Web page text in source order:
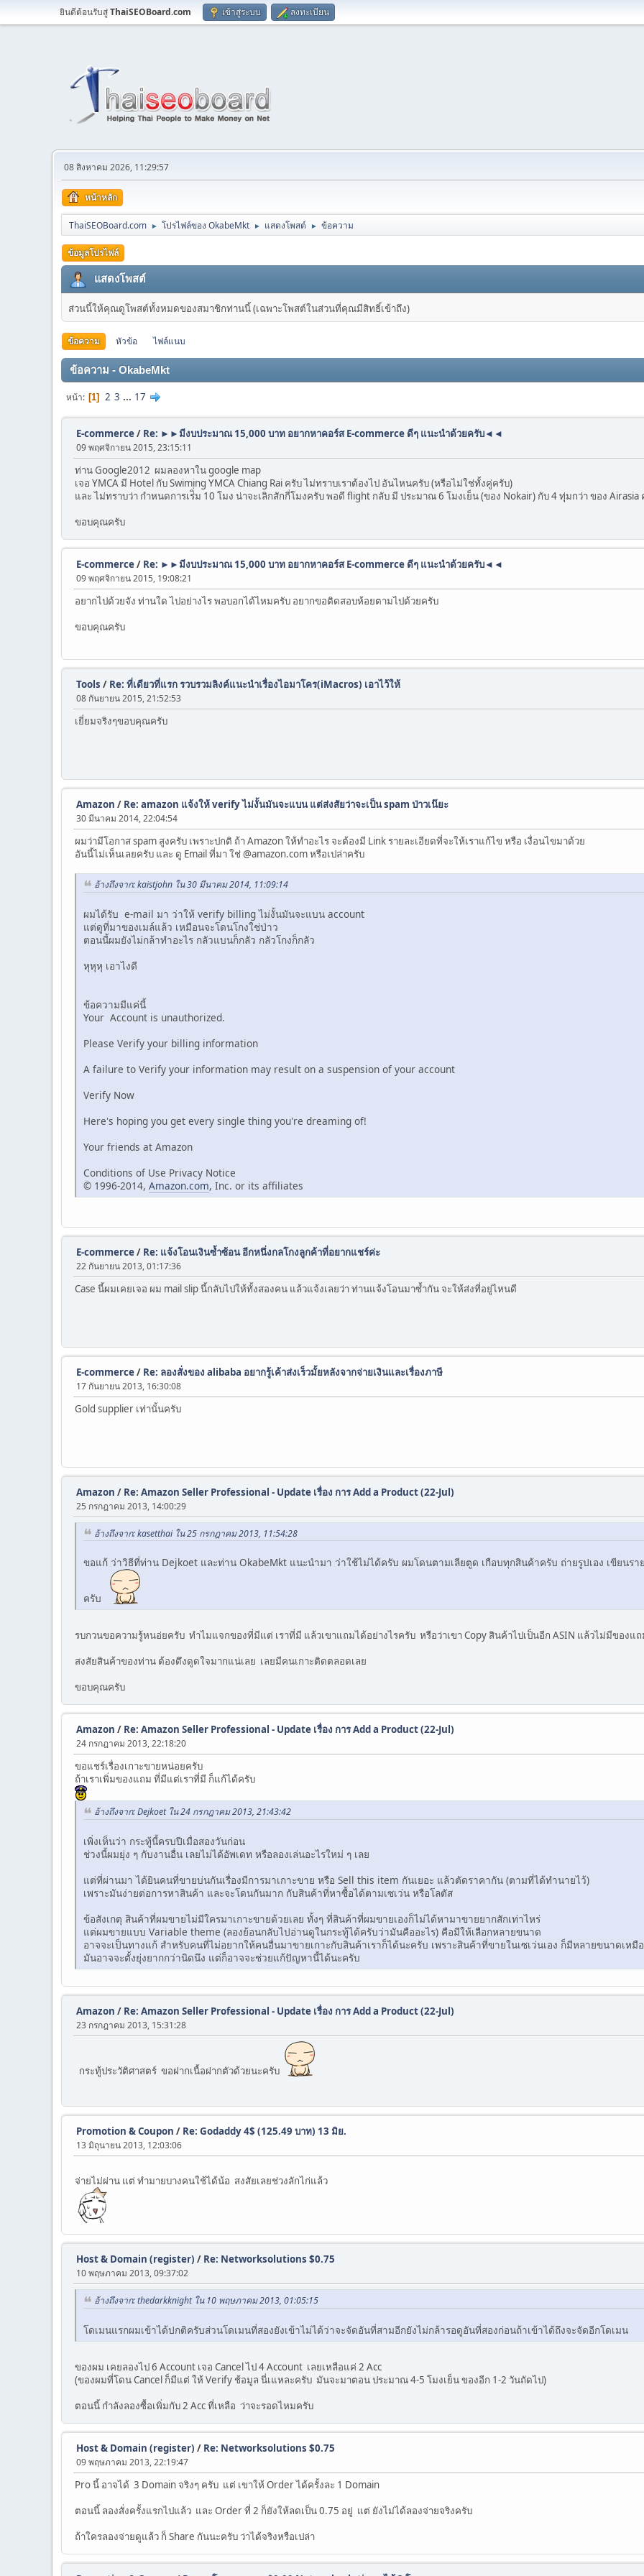
ยินดีต้อนรับสู่ThaiSEOBoard.com เข้าสู่ระบบ ลงทะเบียน
08 สิงหาคม 2026, 11:29:57
หน้าหลัก
ThaiSEOBoard.com ► โปรไฟล์ของ OkabeMkt ► แสดงโพสต์ ► ข้อความ
ข้อมูลโปรไฟล์
แสดงโพสต์
ส่วนนี้ให้คุณดูโพสต์ทั้งหมดของสมาชิกท่านนี้ (เฉพาะโพสต์ในส่วนที่คุณมีสิทธิ์เข้าถึง)
ข้อความ หัวข้อ ไฟล์แนบ
ข้อความ - OkabeMkt
หน้า 1 2 3 ... 17
E-commerce/ Re: ►►มีงบประมาณ 15,000 บาท อยากหาคอร์ส E-commerce ดีๆ แนะนำด้วยครับ◄◄
09 พฤศจิกายน 2015, 23:15:11
ท่าน Google2012 ผมลองหาใน google map
เจอ YMCA มี Hotel กับ Swiming YMCA Chiang Rai ครับ ไม่ทราบเราต้องไป อันไหนครับ (หรือไม่ใช่ทั้งคู่ครับ)
และ ไม่ทราบว่า กำหนดการเร่ิ่ม 10 โมง น่าจะเลิกสักกี่โมงครับ พอดี flight กลับ มี ประมาณ 6 โมงเย็น (ของ Nokair) กับ 4 ทุุ่มกว่า ของ Airasia
ขอบคุณครับ
E-commerce/ Re: ►►มีงบประมาณ 15,000 บาท อยากหาคอร์ส E-commerce ดีๆ แนะนำด้วยครับ◄◄
09 พฤศจิกายน 2015, 19:08:21
อยากไปด้วยจัง ท่านใด ไปอย่างไร พอบอกได้ไหมครับ อยากขอติดสอบห้อยตามไปด้วยครับ
ขอบคุณครับ
Tools / Re: ที่เดียวที่แรก รวบรวมลิงค์แนะนำเรื่องไอมาโคร(iMacros) เอาไว้ให้
08 กันยายน 2015, 21:52:53
เยี่ยมจริงๆขอบคุณครับ
Amazon / Re: amazon แจ้งให้ verify ไม่งั้นมันจะแบน แต่ส่งสัยว่าจะเป็น spam ป่าวเน๊ยะ
30 มีนาคม 2014, 22:04:54
ผมว่ามีโอกาส spam สูงครับ เพราะปกติ ถ้า Amazon ให้ทำอะไร จะต้องมี Link รายละเอียดที่จะให้เราแก้ไข หรือ เงื่อนไขมาด้วย
อันนี้ไม่เห็นเลยครับ และ ดู Email ที่มา ใช่ @amazon.com หรือเปล่าครับ
อ้างถึงจาก: kaistjohn ใน 30 มีนาคม 2014, 11:09:14
ผมได้รับ e-mail มา ว่าให้ verify billing ไม่งั้นมันจะแบน account
แต่ดูที่มาของเมล์แล้ว เหมือนจะโดนโกงใช่ป่าว
ตอนนี้ผมยังไม่กล้าทำอะไร กลัวแบนก็กลัว กลัวโกงก็กลัว
หุหุหุ เอาไงดี
ข้อความมีแค่นี้
Your Account is unauthorized.
Please Verify your billing information
A failure to Verify your information may result on a suspension of your account
Verify Now
Here's hoping you get every single thing you're dreaming of!
Your friends at Amazon
Conditions of Use Privacy Notice
© 1996-2014, Amazon.com, Inc. or its affiliates
E-commerce/ Re: แจ้งโอนเงินซ้ำซ้อน อีกหนึ่งกลโกงลูกค้าที่อยากแชร์ค่ะ
22 กันยายน 2013, 01:17:36
Case นี้ผมเคยเจอ ผม mail slip นี้กลับไปให้ทั้งสองคน แล้วแจ้งเลยว่า ท่านแจ้งโอนมาซ้ำกัน จะให้ส่งที่อยู่ไหนดี
E-commerce/ Re: ลองสั่งของ alibaba อยากรู้เค้าส่งเร็วมั้ยหลังจากจ่ายเงินและเรื่องภาษี
17 กันยายน 2013, 16:30:08
Gold supplier เท่านั้นครับ
Amazon / Re: Amazon Seller Professional - Update เรื่อง การ Add a Product (22-Jul)
25 กรกฎาคม 2013, 14:00:29
อ้างถึงจาก: kasetthai ใน 25 กรกฎาคม 2013, 11:54:28
ขอแก้ ว่าวิธีที่ท่าน Dejkoet และท่าน OkabeMkt แนะนำมา ว่าใช้ไม่ได้ครับ ผมโดนตามเลียตูด เกือบทุกสินค้าครับ ถ่ายรูปเอง เขียนรา
ครับ
รบกวนขอความรู้หนอ่ยครับ ทำไมแจกของที่มีแต่ เราที่มี แล้วเขาแถมได้อย่างไรครับ หรือว่าเขา Copy สินค้าไปเป็นอีก ASIN แล้วไม่มีของแ
สงสัยสินค้าของท่าน ต้องดึงดูดใจมากแน่เลย เลยมีคนเกาะติดตลอดเลย
ขอบคุณครับ
Amazon / Re: Amazon Seller Professional - Update เรื่อง การ Add a Product (22-Jul)
24 กรกฎาคม 2013, 22:18:20
ขอแชร์เรื่องเกาะขายหน่อยครับ
ถ้าเราเพิ่มของแถม ที่มีแต่เราที่มี ก็แก้ได้ครับ
อ้างถึงจาก: Dejkoet ใน 24 กรกฎาคม 2013, 21:43:42
เพิ่งเห็นว่า กระทู้นี้ครบปีเมื่อสองวันก่อน
ช่วงนี้ผมยุ่ง ๆ กับงานอื่น เลยไม่ได้อัพเดท หรือลองเล่นอะไรใหม่ ๆ เลย
แต่ที่ผ่านมา ได้ยินคนที่ขายบ่นกันเรื่องมีการมาเกาะขาย หรือ Sell this item กันเยอะ แล้วตัดราคากัน (ตามที่ได้ทำนายไว้)
เพราะมันง่ายต่อการหาสินค้า และจะโดนกันมาก กับสินค้าที่หาซื้อได้ตามเซเว่น หรือโลตัส
ข้อสังเกตุ สินค้าที่ผมขายไม่มีใครมาเกาะขายด้วยเลย ทั้งๆ ที่สินค้าที่ผมขายเองก็ไม่ได้หามาขายยากสักเท่าไหร่
แต่ผมขายแบบ Variable theme (ลองย้อนกลับไปอ่านดูในกระทู้ได้ครับว่ามันคืออะไร) คือมีให้เลือกหลายขนาด
อาจจะเป็นทางแก้ สำหรับคนที่ไม่อยากให้คนอื่นมาขายเกาะกับสินค้าเราก็ได้นะครับ เพราะสินค้าที่ขายในเซเว่นเอง ก็มีหลายขนาดเหมื
มันอาจจะตั้งยุ่งยากกว่านิดนึง แต่ก็อาจจะช่วยแก้ปัญหานี้ได้นะครับ
Amazon / Re: Amazon Seller Professional - Update เรื่อง การ Add a Product (22-Jul)
23 กรกฎาคม 2013, 15:31:28
กระทู้ประวัติศาสตร์ ขอฝากเนื้อฝากตัวด้วยนะครับ
Promotion & Coupon / Re: Godaddy 4$ (125.49 บาท) 13 มิย.
13 มิถุนายน 2013, 12:03:06
จ่ายไม่ผ่าน แต่ ทำมายบางคนใช้ได้น้อ สงสัยเลยช่วงลักไก่แล้ว
Host & Domain (register) / Re: Networksolutions $0.75
10 พฤษภาคม 2013, 09:37:02
อ้างถึงจาก: thedarkknight ใน 10 พฤษภาคม 2013, 01:05:15
โดเมนแรกผมเข้าได้ปกติครับส่วนโดเมนที่สองยังเข้าไม่ได้ว่าจะจัดอันที่สามอีกยังไม่กล้ารอดูอันที่สองก่อนถ้าเข้าได้ถึงจะจัดอีกโดเมน
ของผม เคยลองไป 6 Account เจอ Cancel ไป 4 Account เลยเหลือแค่ 2 Acc
(ของผมที่โดน Cancel ก็มีแต่ ให้ Verify ช้อมูล นี่เแหละครับ มันจะมาตอน ประมาณ 4-5 โมงเย็น ของอีก 1-2 วันถัดไป)
ตอนนี้ กำลังลองซื้อเพิ่มกับ 2 Acc ที่เหลือ ว่าจะรอดไหมครับ
Host & Domain (register) / Re: Networksolutions $0.75
09 พฤษภาคม 2013, 22:19:47
Pro นี้ อาจได้ 3 Domain จริงๆ ครับ แต่ เขาให้ Order ได้ครั้งละ 1 Domain
ตอนนี้ ลองสั่งครั้งแรกไปแล้ว และ Order ที่ 2 ก็ยังให้ลดเป็น 0.75 อยู่ แต่ ยังไม่ได้ลองจ่ายจริงครับ
ถ้าใครลองจ่ายดูแล้ว ก็ Share กันนะครับ ว่าได้จริงหรือเปล่า